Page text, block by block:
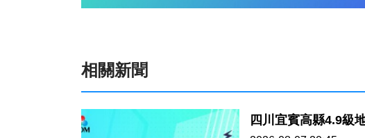
相關新聞
四川宜賓高縣4.9級